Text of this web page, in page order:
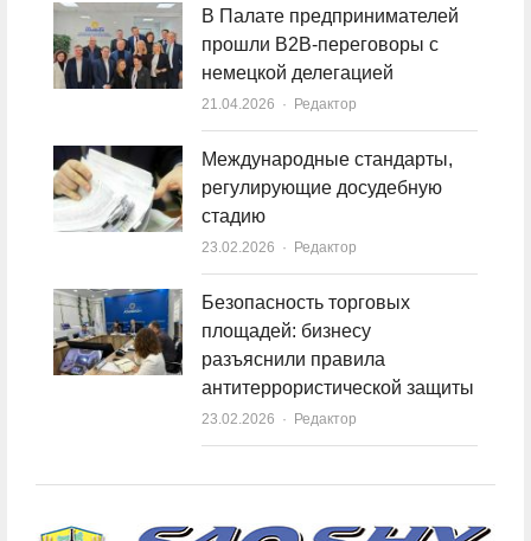
В Палате предпринимателей
прошли B2B-переговоры с
немецкой делегацией
21.04.2026 Author
Редактор
Международные стандарты,
регулирующие досудебную
стадию
23.02.2026 Author
Редактор
Безопасность торговых
площадей: бизнесу
разъяснили правила
антитеррористической защиты
23.02.2026 Author
Редактор